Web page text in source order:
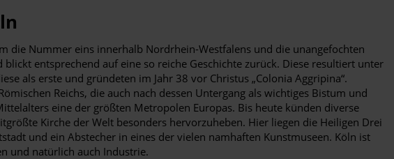
die Nummer eins innerhalb Nordrhein-Westfalens und die unangefochten
entsprechend auf eine so reiche Geschichte zurück. Diese resultiert unter
als erste und gründeten im Jahr 38 vor Christus „Colonia Aggripina“.
Reichs, die auch nach dessen Untergang als wichtiges Bistum und
eine der größten Metropolen Europas. Bis heute künden diverse
Kirche der Welt besonders hervorzuheben. Hier liegen die Heiligen Drei
und ein Abstecher in eines der vielen namhaften Kunstmuseen. Köln ist
und natürlich auch Industrie.